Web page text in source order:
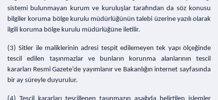
sistemi bulunmayan kurum ve kuruluşlar tarafından da söz konusu
bilgiler koruma bölge kurulu müdürlüğünün talebi üzerine yazılı olarak
ilgili koruma bölge kurulu müdürlüğüne iletilir.
(3) Sitler ile maliklerinin adresi tespit edilemeyen tek yapı ölçeğinde
tescil edilen taşınmazlar ve bunların korunma alanlarının tescil
kararları Resmî Gazete’de yayımlanır ve Bakanlığın internet sayfasında
bir ay süreyle duyurulur.